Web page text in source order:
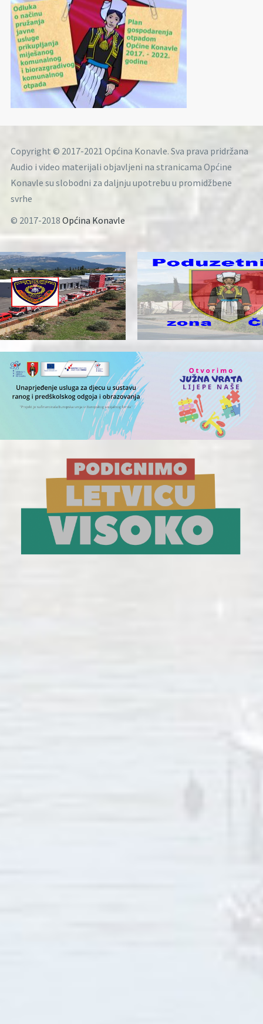
Copyright © 2017-2021 Općina Konavle. Sva prava pridržana
Audio i video materijali objavljeni na stranicama Općine
Konavle su slobodni za daljnju upotrebu u promidžbene
svrhe
© 2017-2018 Općina Konavle